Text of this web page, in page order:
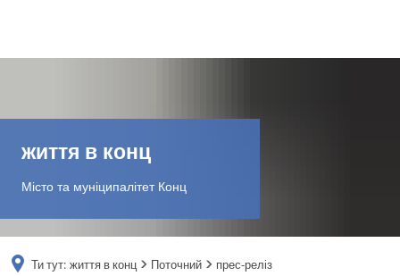
життя в конц
Місто та муніципалітет Конц
Ти тут: життя в конц Поточний
прес-реліз